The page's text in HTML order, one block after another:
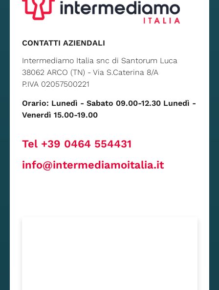
CONTATTI AZIENDALI
Intermediamo Italia snc di Santorum Luca
38062 ARCO (TN) - Via S.Caterina 8/A
P.IVA 02057500221
Orario: Lunedì - Sabato 09.00-12.30 Lunedì -
Venerdì 15.00-19.00
Tel +39 0464 554431
info@intermediamoitalia.it